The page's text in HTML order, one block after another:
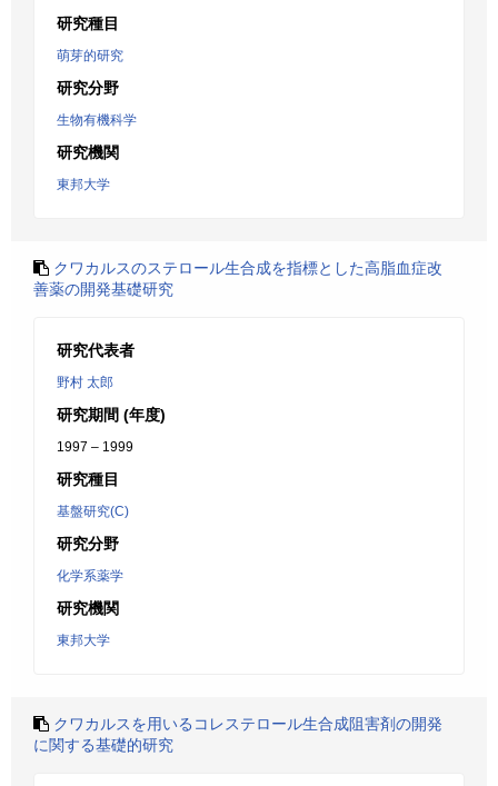
研究種目
萌芽的研究
研究分野
生物有機科学
研究機関
東邦大学
クワカルスのステロール生合成を指標とした高脂血症改
善薬の開発基礎研究
研究代表者
野村 太郎
研究期間 (年度)
1997 – 1999
研究種目
基盤研究(C)
研究分野
化学系薬学
研究機関
東邦大学
クワカルスを用いるコレステロール生合成阻害剤の開発
に関する基礎的研究